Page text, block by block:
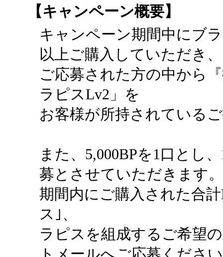
【キャンペーン概要】
キャンペーン期間中にブ
以上ご購入していただき、
ご応募された方の中から
ラピスLv2」を
お客様が所持されている
また、5,000BPを1口とし
募とさせていただきます
期間内にご購入された合
ス｣、
ラピスを組成するご希望